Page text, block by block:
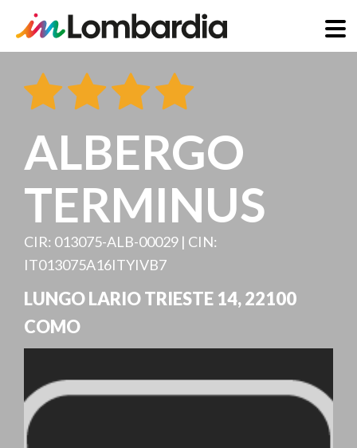
contenuto
ALBERGO
TERMINUS
CIR: 013075-ALB-00029 | CIN:
IT013075A16ITYIVB7
LUNGO LARIO TRIESTE 14,22100
COMO